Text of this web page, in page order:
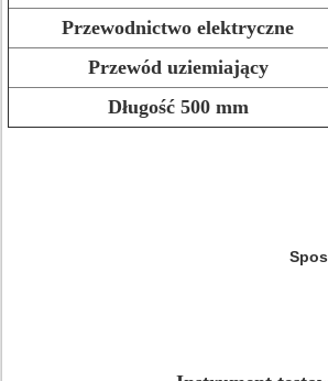
Przewodnictwo elektryczne
Przewód uziemiający
Długość 500 mm